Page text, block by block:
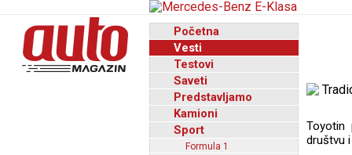
Početna
Vesti
Testovi
Saveti
Predstavljamo
Kamioni
Sport
Formula 1
Toyotin
društvu